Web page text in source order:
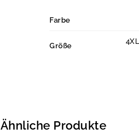
Farbe
Größe
Ähnliche Produkte